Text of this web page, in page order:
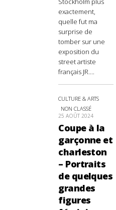
exactement,
quelle fut ma
surprise de
tomber sur une
exposition du
street artiste
français JR....
CULTURE & ARTS
NON CLASSÉ
25 AOÛT 2024
Coupe à la
garçonne et
charleston
– Portraits
de quelques
grandes
figures